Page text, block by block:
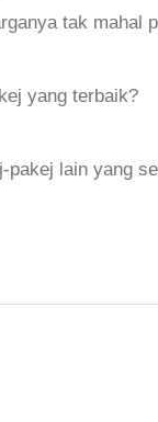
tak mahal
yang terbaik?
lain yang